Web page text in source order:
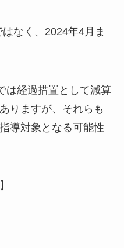
なく、2024年4月ま
は経過措置として減算
りますが、それらも
導対象となる可能性